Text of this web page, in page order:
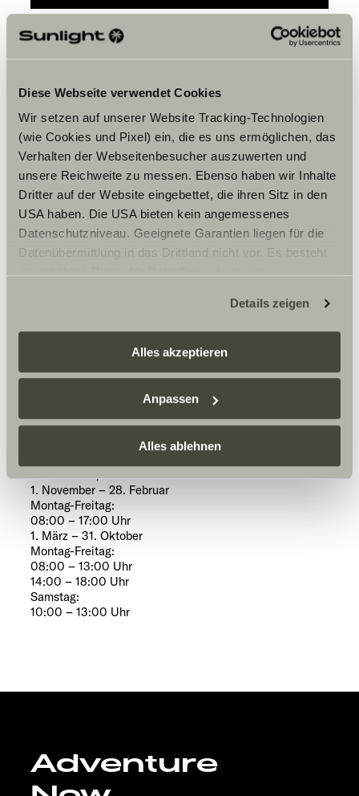
Diese Webseite verwendet Cookies
Wir setzen auf unserer Website Tracking-Technologien
(wie Cookies und Pixel) ein, die es uns ermöglichen, das
Verhalten der Webseitenbesucher auszuwerten und
unsere Reichweite zu messen. Ebenso haben wir Inhalte
Dritter auf der Website eingebettet, die ihren Sitz in den
USA haben. Die USA bieten kein angemessenes
Datenschutzniveau. Geeignete Garantien liegen für die
Datenübermittlung in das Drittland nicht vor. Es besteht
zustehen. Eingesetzte Dienstleister können Daten für
eigene Zwecke verarbeiten und mit anderen Daten
zusammenführen. Weitere Informationen finden Sie hier:
Datenschutzerklärung
einzelne Cookies/Dienste in den Einstellungen aus,
erteilen Sie uns Ihre Einwilligung zur Verarbeitung Ihrer
Daten zu den genannten Zwecken. Die Einwilligung ist
freiwillig, für den Besuch der Website nicht erforderlich
und kann jederzeit über die Einstellungen widerrufen
werden. Klicken Sie auf Ablehnen, werden nur die
notwendigen Cookies auf der Webseite gesetzt, die für
den störungsfreien Betrieb der Webseite und die
Ermöglichung der Seitennavigation erforderlich sind.
Details zeigen
Alles akzeptieren
Anpassen
Alles ablehnen
Opening hours
FAHRZEUGVERKAUF
1. November – 28. Februar
Montag-Freitag:
10:00 – 17:00 Uhr
Samstag:
10:00 – 16:00 Uhr
1.März – 31. Oktober
Montag-Freitag:
10:00 – 18:00 Uhr
Samstag:
10:00 – 16:00 Uhr
08:00 – 18:00 Uhr
WERKSTATT/KUNDENDIENST
1. November – 28. Februar
Montag-Freitag:
08:00 – 17:00 Uhr
1. März – 31. Oktober
Montag-Freitag:
08:00 – 13:00 Uhr
14:00 – 18:00 Uhr
Samstag:
10:00 – 13:00 Uhr
Adventure